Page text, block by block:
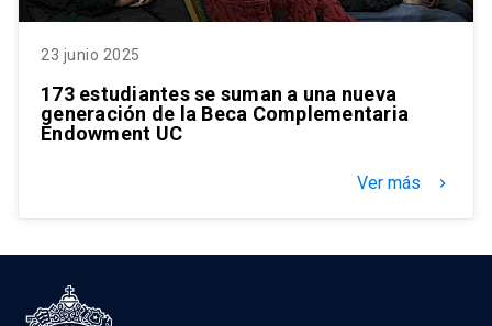
23 junio 2025
173 estudiantes se suman a una nueva
generación de la Beca Complementaria
Endowment UC
Ver más keyboard_arrow_right